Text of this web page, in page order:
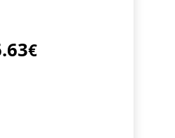
€